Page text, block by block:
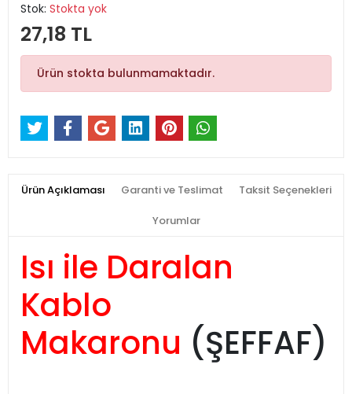
Stok: Stokta yok
27,18 TL
Ürün stokta bulunmamaktadır.
Ürün Açıklaması Garanti ve Teslimat Taksit Seçenekleri
Yorumlar
Isı ile Daralan
Kablo
Makaronu (ŞEFFAF)